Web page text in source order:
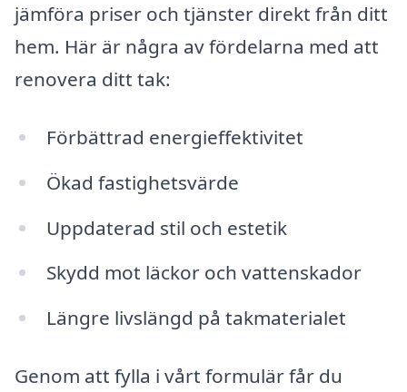
jämföra priser och tjänster direkt från ditt
hem. Här är några av fördelarna med att
renovera ditt tak:
Förbättrad energieffektivitet
Ökad fastighetsvärde
Uppdaterad stil och estetik
Skydd mot läckor och vattenskador
Längre livslängd på takmaterialet
Genom att fylla i vårt formulär får du